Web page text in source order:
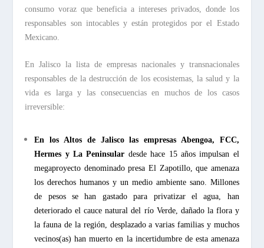
consumo voraz que beneficia a intereses privados, donde los
responsables son intocables y están protegidos por el Estado
Mexicano.
En Jalisco la lista de empresas nacionales y transnacionales
responsables de la destrucción de los ecosistemas, la salud y la
vida es larga y las consecuencias en muchos de los casos
irreversible:
En los Altos de Jalisco las empresas Abengoa, FCC,
Hermes y La Peninsular desde hace 15 años impulsan el
megaproyecto denominado presa El Zapotillo, que amenaza
los derechos humanos y un medio ambiente sano. Millones
de pesos se han gastado para privatizar el agua, han
deteriorado el cauce natural del río Verde, dañado la flora y
la fauna de la región, desplazado a varias familias y muchos
vecinos(as) han muerto en la incertidumbre de esta amenaza